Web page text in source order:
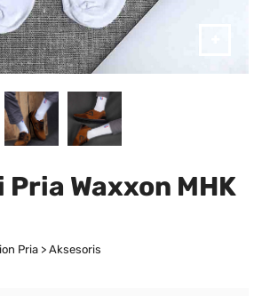
Pria Waxxon MHK
Pria > Aksesoris